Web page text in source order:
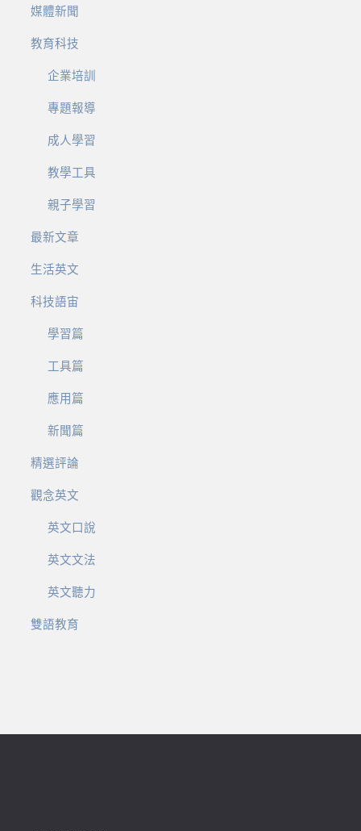
媒體新聞
教育科技
企業培訓
專題報導
成人學習
教學工具
親子學習
最新文章
生活英文
科技語宙
學習篇
工具篇
應用篇
新聞篇
精選評論
觀念英文
英文口說
英文文法
英文聽力
雙語教育